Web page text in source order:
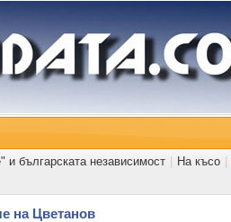
българската независимост На късо
на Цветанов